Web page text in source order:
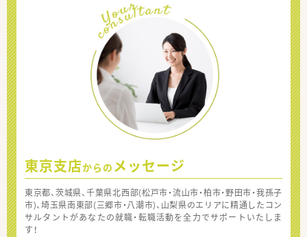
東京支店からの メッセージ
東京都、茨城県、千葉県北西部(松戸市・流山市・柏市・野田市・我孫子
市)、埼玉県南東部(三郷市・八潮市)、山梨県のエリアに精通したコン
サルタントがあなたの就職・転職活動を全力でサポートいたしま
す！